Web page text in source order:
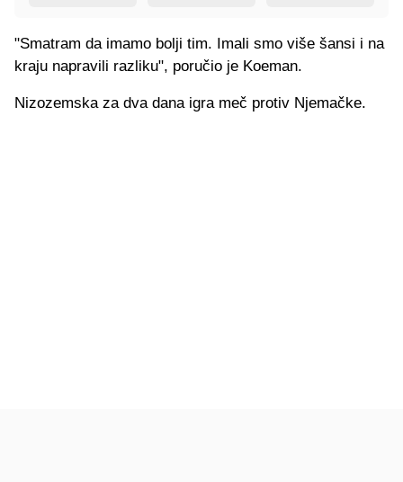
"Smatram da imamo bolji tim. Imali smo više šansi i na
kraju napravili razliku", poručio je Koeman.
Nizozemska za dva dana igra meč protiv Njemačke.